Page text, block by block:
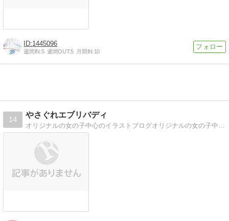
1445096
週間IN:5 週間OUT:5 月間IN:10
14
やさぐれエブリバディ
オリジナルの女の子中心のイラストブログオリジナルの女の子中心のイラストブログ。二次創作もあるよ。